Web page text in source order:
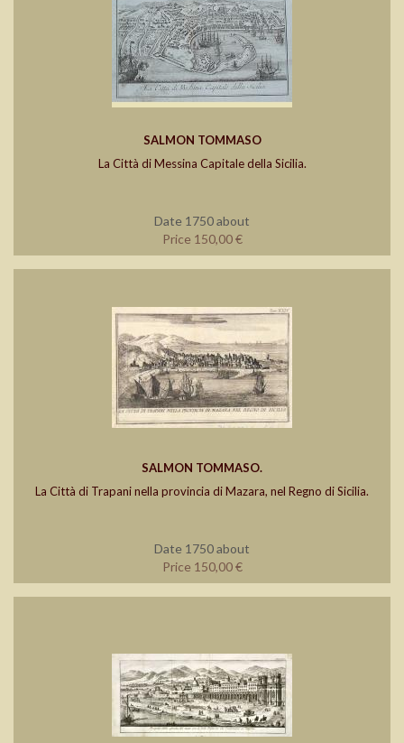
SALMON TOMMASO
La Città di Messina Capitale della Sicilia.
Date 1750 about
Price 150,00 €
SALMON TOMMASO.
La Città di Trapani nella provincia di Mazara, nel Regno di Sicilia.
Date 1750 about
Price 150,00 €